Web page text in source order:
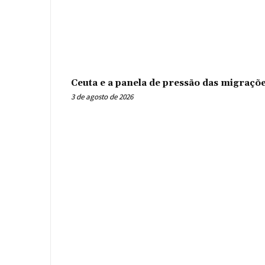
Ceuta e a panela de pressão das
3 de agosto de 2026